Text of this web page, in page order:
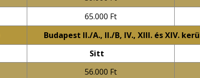
65.000 Ft
Budapest II./A., II./B, IV., XIII. és XIV.
Sitt
56.000 Ft